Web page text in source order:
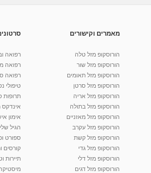
מאמרים וקישורים
הורוסקופ מזל טלה
הורוסקופ מזל שור
הורוסקופ מזל תאומים
הורוסקופ מזל סרטן
הורוסקופ מזל אריה
הורוסקופ מזל בתולה
הורוסקופ מזל מאזניים
הורוסקופ מזל עקרב
הורוסקופ מזל קשת
הורוסקופ מזל גדי
הורוסקופ מזל דלי
הורוסקופ מזל דגים
רפואה
רפואה
רפואה
טיפולי
תרופות
אינדקס
אימון
הגיל
ספורט
קורסים
תיירות